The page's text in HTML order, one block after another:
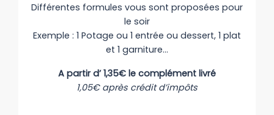
Différentes formules vous sont proposées pour
le soir
Exemple : 1 Potage ou 1 entrée ou dessert, 1 plat
et 1 garniture…
A partir d’ 1,35€ le complément livré
1,05€ après crédit d’impôts